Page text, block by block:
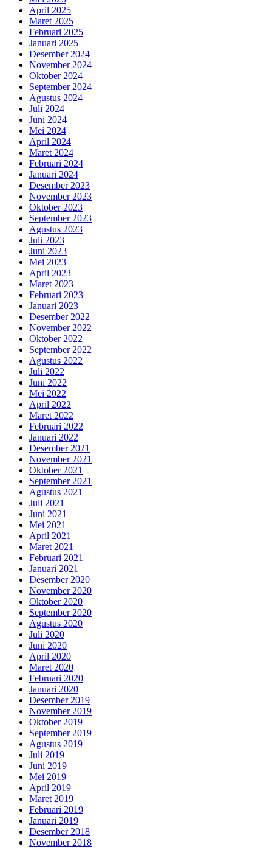
April 2025
Maret 2025
Februari 2025
Januari 2025
Desember 2024
November 2024
Oktober 2024
September 2024
Agustus 2024
Juli 2024
Juni 2024
Mei 2024
April 2024
Maret 2024
Februari 2024
Januari 2024
Desember 2023
November 2023
Oktober 2023
September 2023
Agustus 2023
Juli 2023
Juni 2023
Mei 2023
April 2023
Maret 2023
Februari 2023
Januari 2023
Desember 2022
November 2022
Oktober 2022
September 2022
Agustus 2022
Juli 2022
Juni 2022
Mei 2022
April 2022
Maret 2022
Februari 2022
Januari 2022
Desember 2021
November 2021
Oktober 2021
September 2021
Agustus 2021
Juli 2021
Juni 2021
Mei 2021
April 2021
Maret 2021
Februari 2021
Januari 2021
Desember 2020
November 2020
Oktober 2020
September 2020
Agustus 2020
Juli 2020
Juni 2020
April 2020
Maret 2020
Februari 2020
Januari 2020
Desember 2019
November 2019
Oktober 2019
September 2019
Agustus 2019
Juli 2019
Juni 2019
Mei 2019
April 2019
Maret 2019
Februari 2019
Januari 2019
Desember 2018
November 2018